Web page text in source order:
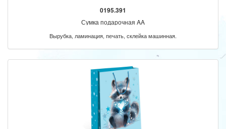
0195.391
Сумка подарочная AA
Вырубка, ламинация, печать, склейка машинная.